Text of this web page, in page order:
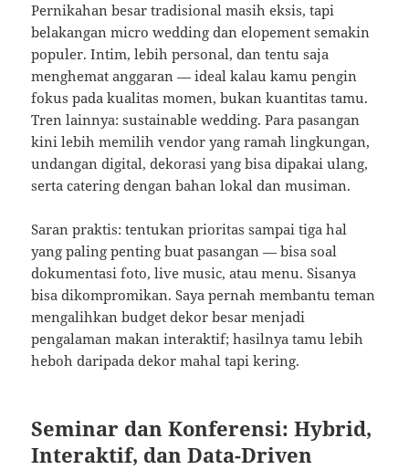
Pernikahan besar tradisional masih eksis, tapi
belakangan micro wedding dan elopement semakin
populer. Intim, lebih personal, dan tentu saja
menghemat anggaran — ideal kalau kamu pengin
fokus pada kualitas momen, bukan kuantitas tamu.
Tren lainnya: sustainable wedding. Para pasangan
kini lebih memilih vendor yang ramah lingkungan,
undangan digital, dekorasi yang bisa dipakai ulang,
serta catering dengan bahan lokal dan musiman.
Saran praktis: tentukan prioritas sampai tiga hal
yang paling penting buat pasangan — bisa soal
dokumentasi foto, live music, atau menu. Sisanya
bisa dikompromikan. Saya pernah membantu teman
mengalihkan budget dekor besar menjadi
pengalaman makan interaktif; hasilnya tamu lebih
heboh daripada dekor mahal tapi kering.
Seminar dan Konferensi: Hybrid,
Interaktif, dan Data-Driven